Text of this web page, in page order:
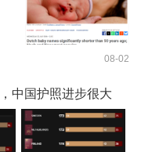
08-02
中国护照进步很大